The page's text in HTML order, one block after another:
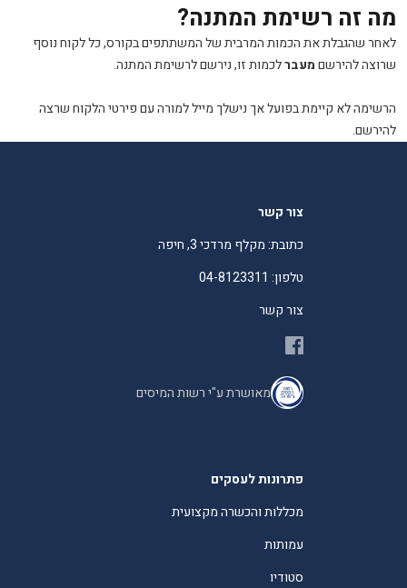
מה זה רשימת המתנה?
לאחר שהגבלת את הכמות המרבית של המשתתפים בקורס, כל לקוח נוסף
שרוצה להירשםמעברלכמות זו, נירשם לרשימת המתנה.
הרשימה לא קיימת בפועל אך נישלך מייל למורה עם פירטי הלקוח שרצה
להירשם.
צור קשר
כתובת: מקלף מרדכי 3, חיפה
טלפון: 04-8123311
צור קשר
מאושרת ע"י רשות המיסים
פתרונות לעסקים
מכללות והכשרה מקצועית
עמותות
סטודיו